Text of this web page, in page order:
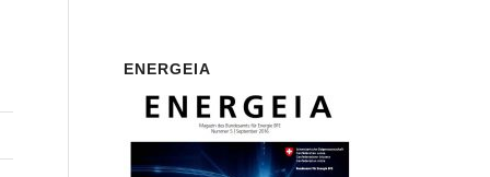
ENERGEIA